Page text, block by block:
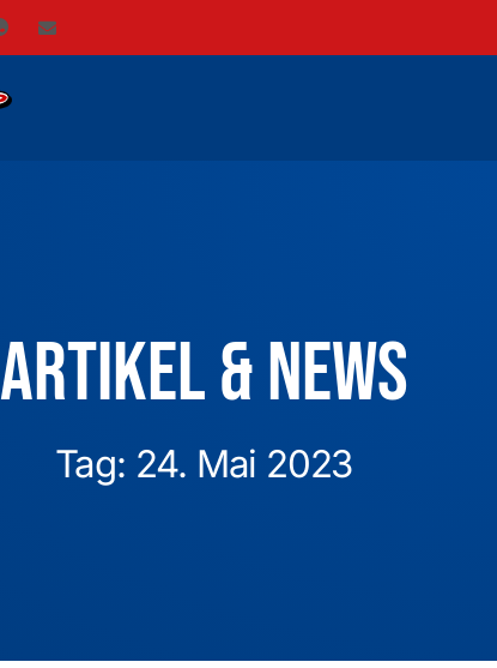
Artikel & News
Tag: 24. Mai 2023